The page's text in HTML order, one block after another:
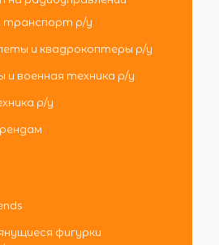
транспорт р/у
и квадрокоптеры р/у
и военная техника р/у
р/у
фигурки